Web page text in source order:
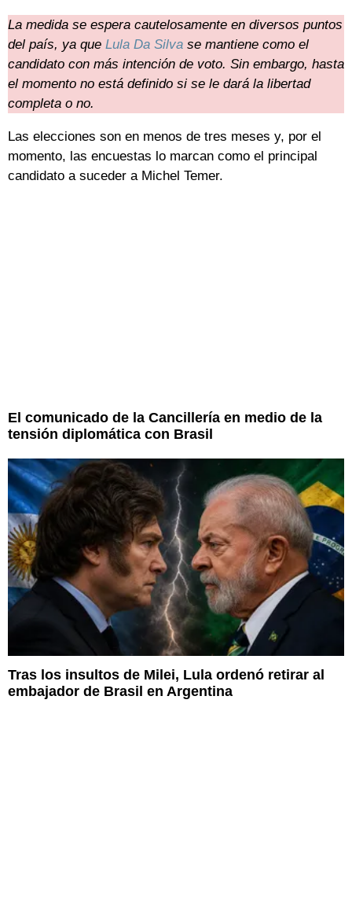
La medida se espera cautelosamente en diversos puntos
del país, ya que Lula Da Silva se mantiene como el
candidato con más intención de voto. Sin embargo, hasta
el momento no está definido si se le dará la libertad
completa o no.
Las elecciones son en menos de tres meses y, por el
momento, las encuestas lo marcan como el principal
candidato a suceder a Michel Temer.
El comunicado de la Cancillería en medio de la
tensión diplomática con Brasil
Tras los insultos de Milei, Lula ordenó retirar al
embajador de Brasil en Argentina